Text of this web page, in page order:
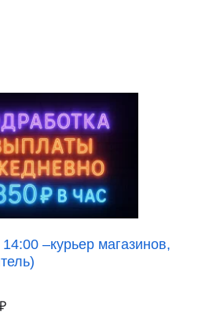
–курьер магазинов,
₽